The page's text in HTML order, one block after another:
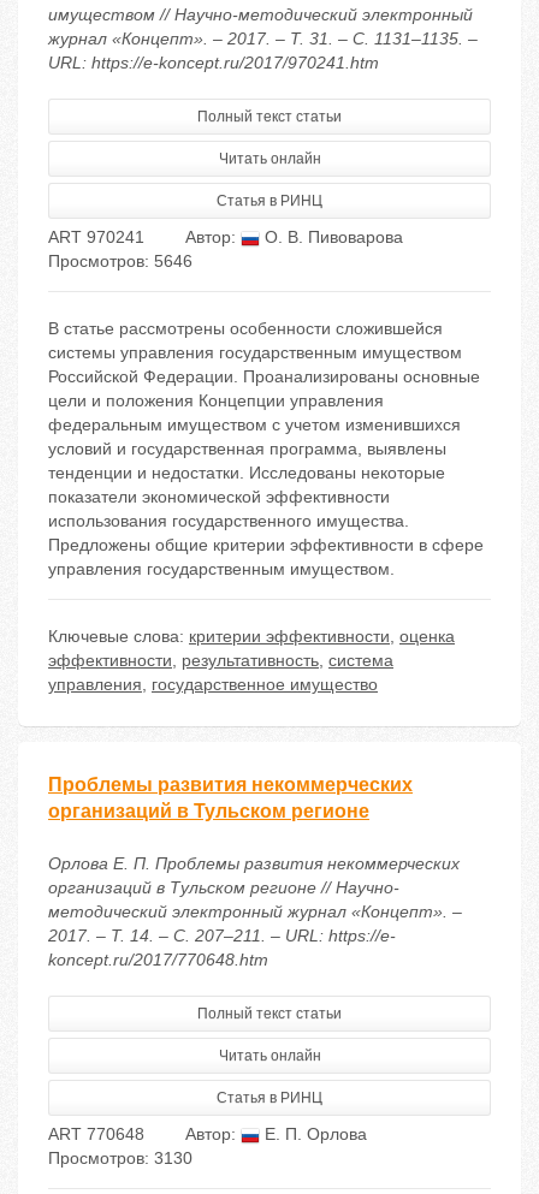
имуществом // Научно-методический электронный
журнал «Концепт». – 2017. – Т. 31. – С. 1131–1135. –
URL: https://e-koncept.ru/2017/970241.htm
Полный текст статьи
Читать онлайн
Статья в РИНЦ
ART 970241 Автор:
О. В. Пивоварова
Просмотров: 5646
В статье рассмотрены особенности сложившейся
системы управления государственным имуществом
Российской Федерации. Проанализированы основные
цели и положения Концепции управления
федеральным имуществом с учетом изменившихся
условий и государственная программа, выявлены
тенденции и недостатки. Исследованы некоторые
показатели экономической эффективности
использования государственного имущества.
Предложены общие критерии эффективности в сфере
управления государственным имуществом.
Ключевые слова: критерии эффективности, оценка
эффективности, результативность, система
управления, государственное имущество
Проблемы развития некоммерческих
организаций в Тульском регионе
Орлова Е. П. Проблемы развития некоммерческих
организаций в Тульском регионе // Научно-
методический электронный журнал «Концепт». –
2017. – Т. 14. – С. 207–211. – URL: https://e-
koncept.ru/2017/770648.htm
Полный текст статьи
Читать онлайн
Статья в РИНЦ
ART 770648 Автор:
Е. П. Орлова
Просмотров: 3130